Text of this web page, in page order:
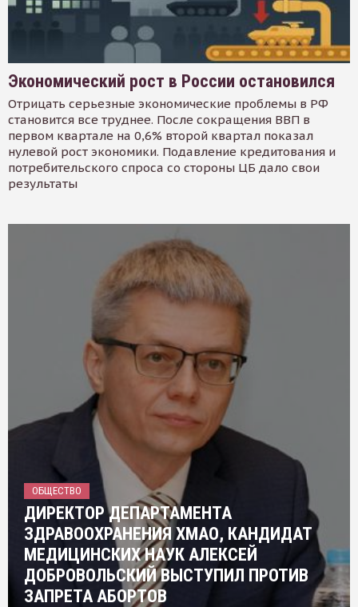
Экономический рост в России остановился
Отрицать серьезные экономические проблемы в РФ
становится все труднее. После сокращения ВВП в
первом квартале на 0,6% второй квартал показал
нулевой рост экономики. Подавление кредитования и
потребительского спроса со стороны ЦБ дало свои
результаты
ОБЩЕСТВО
ДИРЕКТОР ДЕПАРТАМЕНТА
ЗДРАВООХРАНЕНИЯ ХМАО, КАНДИДАТ
МЕДИЦИНСКИХ НАУК АЛЕКСЕЙ
ДОБРОВОЛЬСКИЙ ВЫСТУПИЛ ПРОТИВ
ЗАПРЕТА АБОРТОВ